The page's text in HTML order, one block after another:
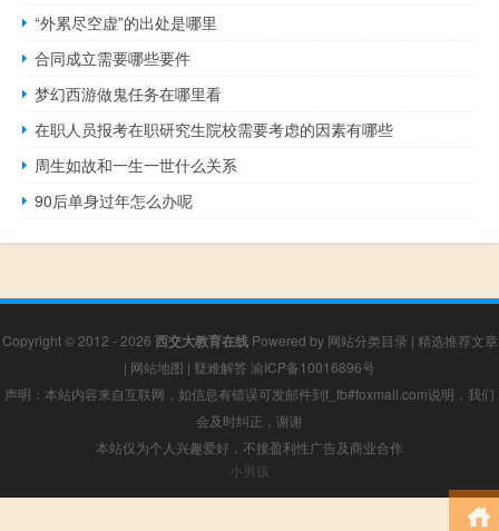
“外累尽空虚”的出处是哪里
合同成立需要哪些要件
梦幻西游做鬼任务在哪里看
在职人员报考在职研究生院校需要考虑的因素有哪些
周生如故和一生一世什么关系
90后单身过年怎么办呢
Copyright © 2012 - 2026 西交大教育在线Powered by 网站分类目录 | 精选推荐文章
| 网站地图 | 疑难解答 渝ICP备10016896号
声明：本站内容来自互联网，如信息有错误可发邮件到f_fb#foxmail.com说明，我们
会及时纠正，谢谢
本站仅为个人兴趣爱好，不接盈利性广告及商业合作
小男孩